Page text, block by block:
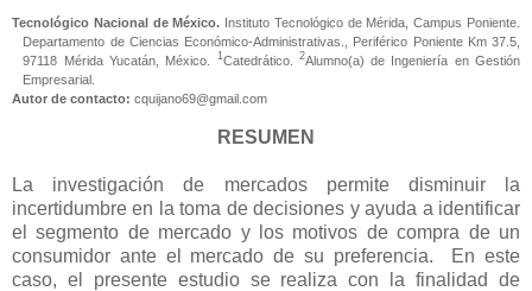
Tecnológico Nacional de México. Instituto Tecnológico de Mérida, Campus Poniente.
Departamento de Ciencias Económico-Administrativas., Periférico Poniente Km 37.5,
97118 Mérida Yucatán, México.
1Catedrático. 2Alumno(a) de Ingeniería en Gestión
Empresarial.
Autor de contacto: cquijano69@gmail.com
RESUMEN
La investigación de mercados permite disminuir la
incertidumbre en la toma de decisiones y ayuda a identificar
el segmento de mercado y los motivos de compra de un
consumidor ante el mercado de su preferencia.
En este
caso, el presente estudio se realiza con la finalidad de